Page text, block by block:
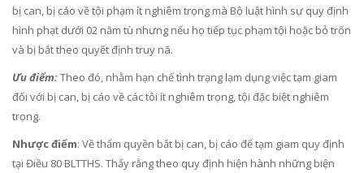
bị can, bị cáo về tội phạm ít nghiêm trọng mà Bộ luật hình sự quy định
hình phạt dưới 02 năm tù nhưng nếu họ tiếp tục phạm tội hoặc bỏ trốn
và bị bắt theo quyết định truy nã.
Ưu điểm:Theo đó, nhằm hạn chế tình trạng lạm dụng việc tạm giam
đối với bị can, bị cáo về các tôi ít nghiêm trọng, tội đặc biệt nghiêm
trọng.
Nhược điểm: Về thẩm quyền bắt bị can, bị cáo để tạm giam quy định
tại Điều 80 BLTTHS. Thấy rằng theo quy định hiện hành những biện